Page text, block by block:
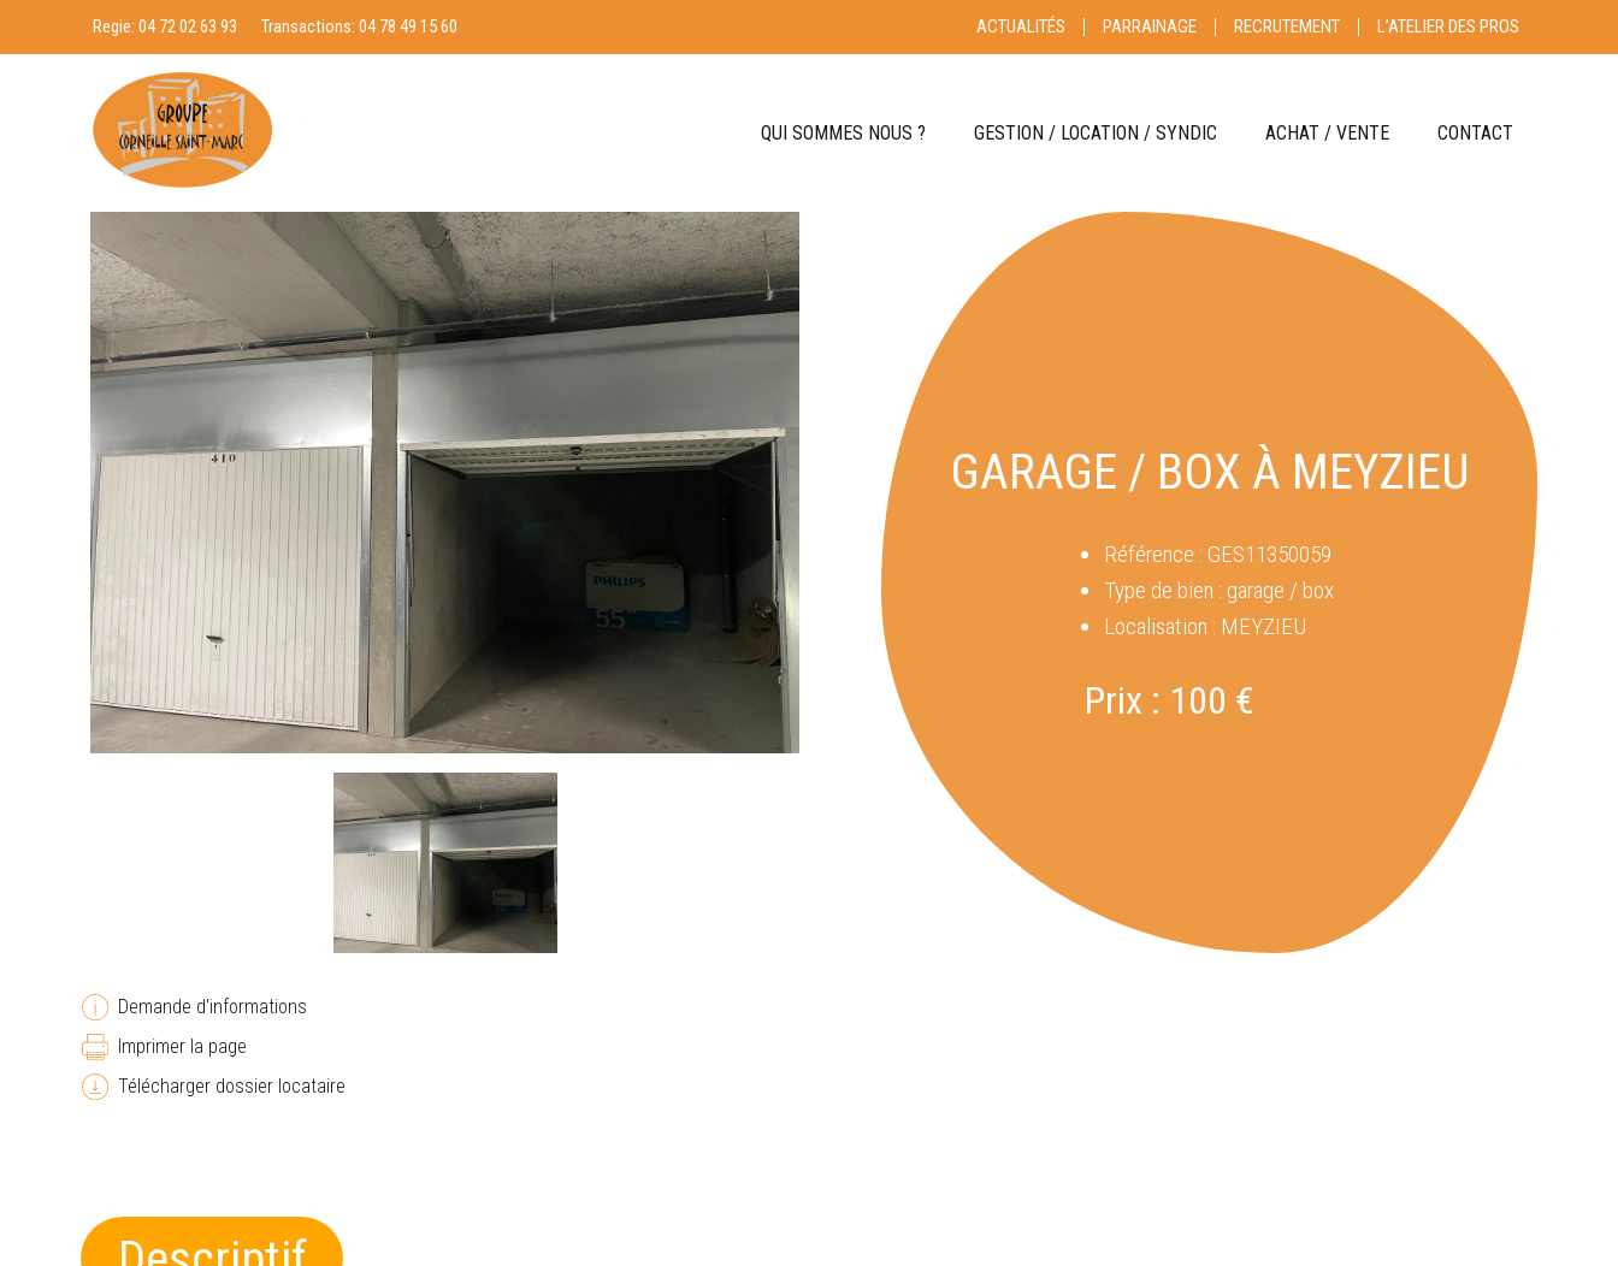
Regie:04 72 02 63 93 Transactions:04 78 49 15 60 ACTUALITÉS PARRAINAGE RECRUTEMENT L’ATELIER DES PROS
QUI SOMMES NOUS ?
NOTRE HISTOIRE
NOS CONVICTIONS
GESTION / LOCATION / SYNDIC ACHAT / VENTE
VENDRE
CONTACT
GARAGE / BOX À MEYZIEU
Référence : GES11350059
Type de bien : garage / box
Localisation : MEYZIEU
Prix : 100 €
Demande d'informations
Imprimer la page
Télécharger dossier locataire